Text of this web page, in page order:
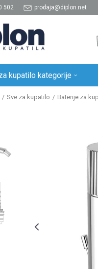
502 prodaja@diplon.net
kupatilo kategorije
Sve za kupatilo Baterije za